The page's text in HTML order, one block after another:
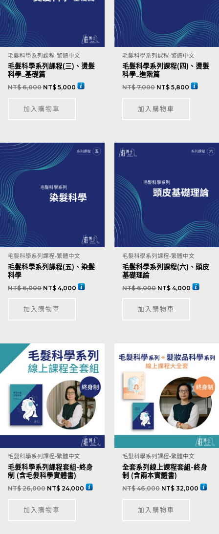
毛髮科學系列課程-繁體中文
毛髮科學系列課程(三)、燙髮
科學_基礎篇
NT$6,000 NT$ 5,000
加入購物車
毛髮科學系列課程-繁體中文
毛髮科學系列課程(四)、燙髮
科學_進階篇
NT$7,000 NT$ 5,800
加入購物車
毛髮科學系列課程-繁體中文
毛髮科學系列課程(五)、染髮
科學
NT$6,000 NT$ 4,000
加入購物車
毛髮科學系列課程-繁體中文
毛髮科學系列課程(六)、頭皮
基礎理論
NT$6,000 NT$ 4,000
加入購物車
毛髮科學系列課程-繁體中文
毛髮科學系列課程套組-終身
制 (含毛髮科學實體書)
NT$26,000 NT$ 24,000
加入購物車
毛髮科學系列課程-繁體中文
全套系列線上課程套組-終身
制 (含兩本實體書)
NT$46,000 NT$ 32,000
加入購物車